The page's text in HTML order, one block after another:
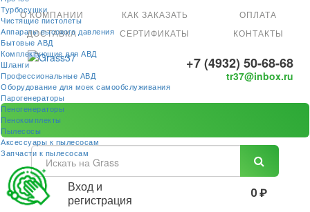
О КОМПАНИИ КАК ЗАКАЗАТЬ
ОПЛАТА
ДОСТАВКА
СЕРТИФИКАТЫ КОНТАКТЫ
+7 (4932) 50-68-68
tr37@inbox.ru
Турбосушки
Чистящие пистолеты
Аппараты высокого давления
Бытовые АВД
Комплектующие для АВД
Шланги
Профессиональные АВД
Оборудование для моек самообслуживания
Парогенераторы
Пеногенераторы
Пенокомплекты
Пылесосы
Аксессуары к пылесосам
Запчасти к пылесосам
Вход и
регистрация
0 ₽